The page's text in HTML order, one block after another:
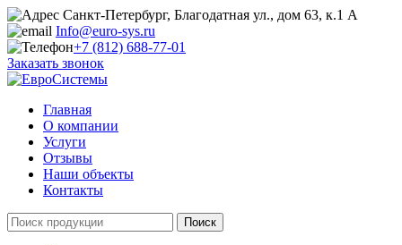
Санкт-Петербург, Благодатная ул., дом 63, к.1 А
Info@euro-sys.ru
+7 (812) 688-77-01
Заказать звонок
Главная
О компании
Услуги
Отзывы
Наши объекты
Контакты